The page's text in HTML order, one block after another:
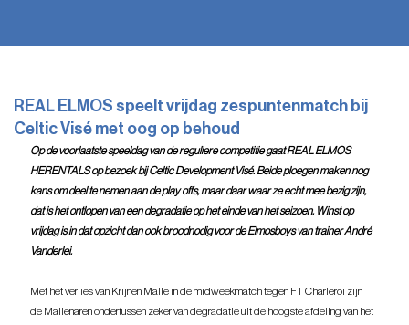
REAL ELMOS speelt vrijdag zespuntenmatch bij
Celtic Visé met oog op behoud
Op de voorlaatste speeldag van de reguliere competitie gaat REAL ELMOS
HERENTALS op bezoek bij Celtic Development Visé. Beide ploegen maken nog
kans om deel te nemen aan de play offs, maar daar waar ze echt mee bezig zijn,
dat is het ontlopen van een degradatie op het einde van het seizoen. Winst op
vrijdag is in dat opzicht dan ook broodnodig voor de Elmosboys van trainer André
Vanderlei.
Met het verlies van Krijnen Malle in de midweekmatch tegen FT Charleroi zijn
de Mallenaren ondertussen zeker van degradatie uit de hoogste afdeling van het